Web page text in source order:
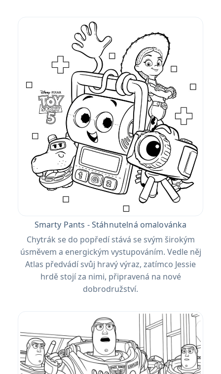
Smarty Pants - Stáhnutelná omalovánka
Chytrák se do popředí stává se svým širokým
úsměvem a energickým vystupováním. Vedle něj
Atlas předvádí svůj hravý výraz, zatímco Jessie
hrdě stojí za nimi, připravená na nové
dobrodružství.